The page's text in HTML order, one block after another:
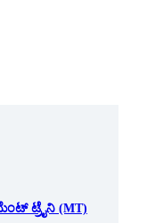
ಟ್ರೈನಿ (MT)